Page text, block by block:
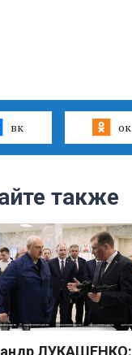
вк ок
также